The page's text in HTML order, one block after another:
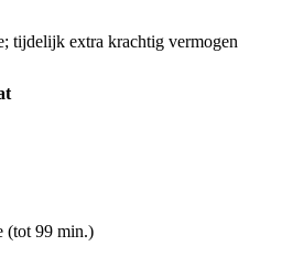
tijdelijk extra krachtig vermogen
(tot 99 min.)